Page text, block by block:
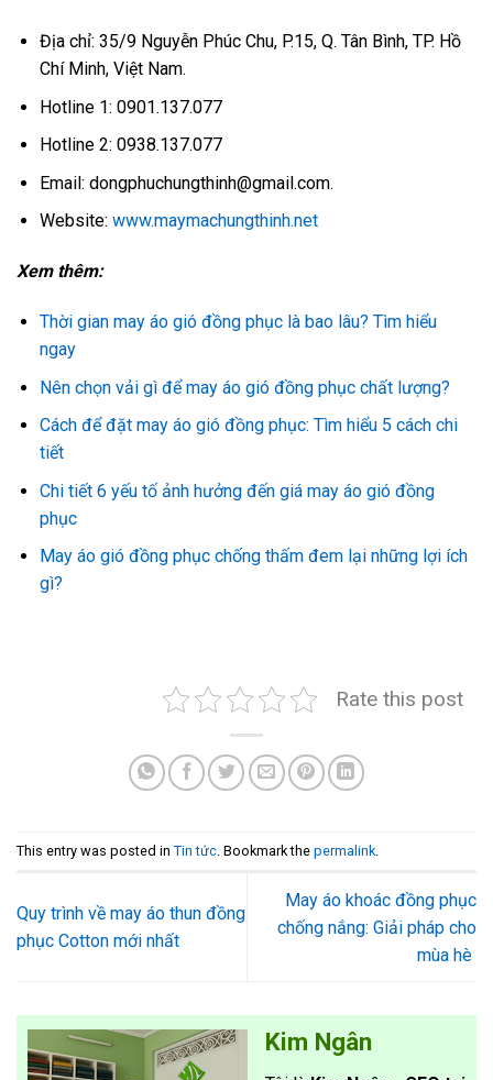
Địa chỉ: 35/9 Nguyễn Phúc Chu, P.15, Q. Tân Bình, TP. Hồ
Chí Minh, Việt Nam.
Hotline 1: 0901.137.077
Hotline 2: 0938.137.077
Email: dongphuchungthinh@gmail.com.
Website: www.maymachungthinh.net
Xem thêm:
Thời gian may áo gió đồng phục là bao lâu? Tìm hiểu
ngay
Nên chọn vải gì để may áo gió đồng phục chất lượng?
Cách để đặt may áo gió đồng phục: Tìm hiểu 5 cách chi
tiết
Chi tiết 6 yếu tố ảnh hưởng đến giá may áo gió đồng
phục
May áo gió đồng phục chống thấm đem lại những lợi ích
gì?
Rate this post
This entry was posted in Tin tức . Bookmark the permalink
Quy trình về may áo thun đồng
phục Cotton mới nhất
May áo khoác đồng phục
chống nắng: Giải pháp cho
mùa hè
Kim Ngân